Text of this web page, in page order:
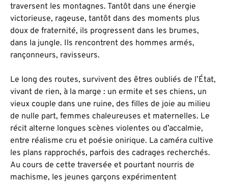
traversent les montagnes. Tantôt dans une énergie
victorieuse, rageuse, tantôt dans des moments plus
doux de fraternité, ils progressent dans les brumes,
dans la jungle. Ils rencontrent des hommes armés,
rançonneurs, ravisseurs.
Le long des routes, survivent des êtres oubliés de l’État,
vivant de rien, à la marge : un ermite et ses chiens, un
vieux couple dans une ruine, des filles de joie au milieu
de nulle part, femmes chaleureuses et maternelles. Le
récit alterne longues scènes violentes ou d’accalmie,
entre réalisme cru et poésie onirique. La caméra cultive
les plans rapprochés, parfois des cadrages recherchés.
Au cours de cette traversée et pourtant nourris de
machisme, les jeunes garçons expérimentent